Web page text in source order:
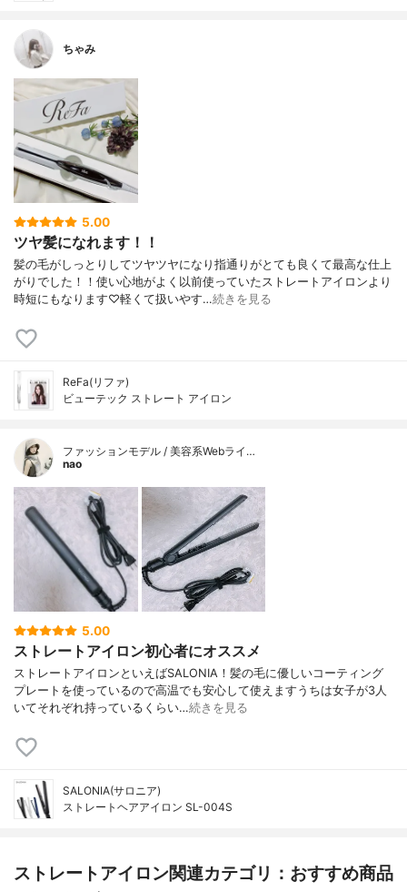
ちゃみ
5.00
ツヤ髪になれます！！
髪の毛がしっとりしてツヤツヤになり指通りがとても良くて最高な仕上
がりでした！！使い心地がよく以前使っていたストレートアイロンより
時短にもなります♡軽くて扱いやす…続きを見る
ReFa(リファ)
ビューテック ストレート アイロン
ファッションモデル / 美容系Webライ…
nao
5.00
ストレートアイロン初心者にオススメ
ストレートアイロンといえばSALONIA！髪の毛に優しいコーティング
プレートを使っているので高温でも安心して使えますうちは女子が3人
いてそれぞれ持っているくらい…続きを見る
SALONIA(サロニア)
ストレートヘアアイロン SL-004S
ストレートアイロン関連カテゴリ：おすすめ商品